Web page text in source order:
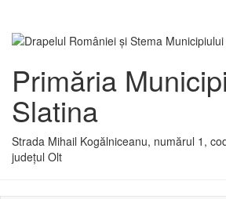
Primăria
Slatina
Strada Mihail Kogălniceanu, numărul 1,
județul Olt